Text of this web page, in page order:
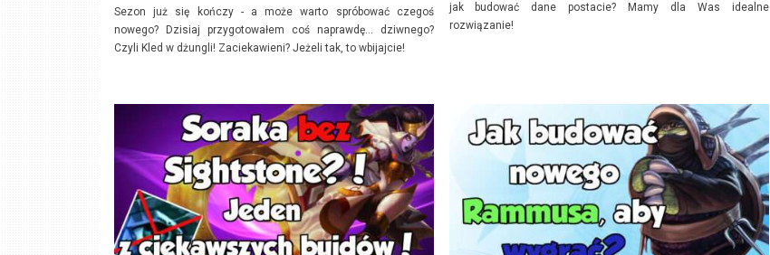
Sezon już się kończy - a może warto spróbować czegoś
nowego? Dzisiaj przygotowałem coś naprawdę... dziwnego?
Czyli Kled w dżungli! Zaciekawieni? Jeżeli tak, to wbijajcie!
jak budować dane postacie? Mamy dla Was idealne
rozwiązanie!